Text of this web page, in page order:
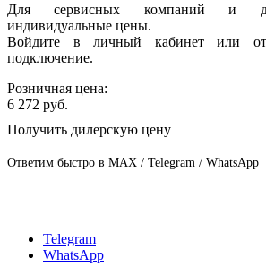
Для сервисных компаний и
индивидуальные цены.
Войдите в личный кабинет или
подключение.
Розничная цена:
6 272 руб.
Получить дилерскую цену
Ответим быстро в MAX / Telegram / WhatsApp
Telegram
WhatsApp